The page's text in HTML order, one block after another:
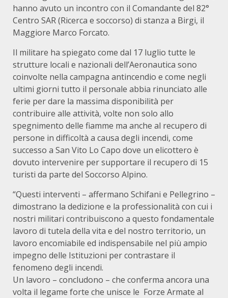
hanno avuto un incontro con il Comandante del 82°
Centro SAR (Ricerca e soccorso) di stanza a Birgi, il
Maggiore Marco Forcato.
Il militare ha spiegato come dal 17 luglio tutte le
strutture locali e nazionali dell’Aeronautica sono
coinvolte nella campagna antincendio e come negli
ultimi giorni tutto il personale abbia rinunciato alle
ferie per dare la massima disponibilità per
contribuire alle attività, volte non solo allo
spegnimento delle fiamme ma anche al recupero di
persone in difficoltà a causa degli incendi, come
successo a San Vito Lo Capo dove un elicottero è
dovuto intervenire per supportare il recupero di 15
turisti da parte del Soccorso Alpino.
“Questi interventi – affermano Schifani e Pellegrino –
dimostrano la dedizione e la professionalità con cui i
nostri militari contribuiscono a questo fondamentale
lavoro di tutela della vita e del nostro territorio, un
lavoro encomiabile ed indispensabile nel più ampio
impegno delle Istituzioni per contrastare il
fenomeno degli incendi.
Un lavoro – concludono – che conferma ancora una
volta il legame forte che unisce le Forze Armate al